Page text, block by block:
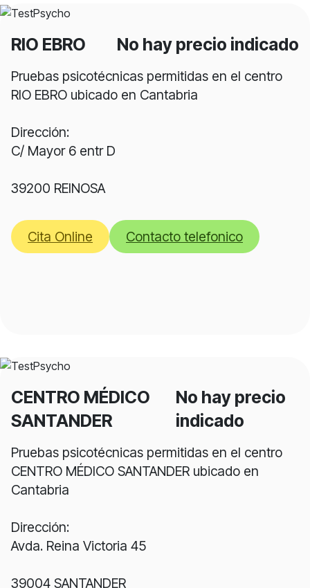
RIO EBRO No hay precio indicado
Pruebas psicotécnicas permitidas en el centro
RIO EBRO ubicado en Cantabria
Dirección:
C/ Mayor 6 entr D
39200 REINOSA
Cita Online Contacto telefonico
CENTRO MÉDICO
SANTANDER
No hay precio
indicado
Pruebas psicotécnicas permitidas en el centro
CENTRO MÉDICO SANTANDER ubicado en
Cantabria
Dirección:
Avda. Reina Victoria 45
39004 SANTANDER